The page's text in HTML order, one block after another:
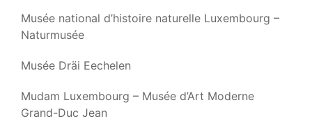
Musée national d’histoire naturelle Luxembourg –
Naturmusée
Musée Dräi Eechelen
Mudam Luxembourg – Musée d’Art Moderne
Grand-Duc Jean